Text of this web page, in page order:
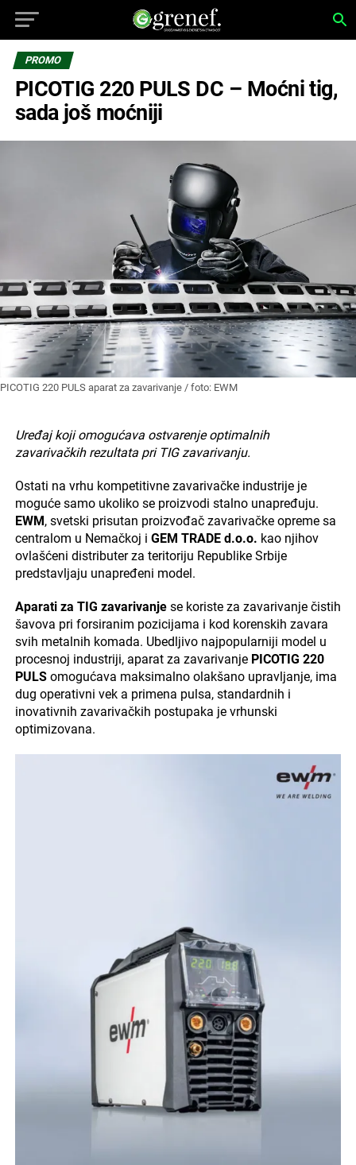
PROMO
PICOTIG 220 PULS DC – Moćni tig,
sada još moćniji
PICOTIG 220 PULS aparat za zavarivanje / foto: EWM
Uređaj koji omogućava ostvarenje optimalnih
zavarivačkih rezultata pri TIG zavarivanju.
Ostati na vrhu kompetitivne zavarivačke industrije je
moguće samo ukoliko se proizvodi stalno unapređuju.
EWM , svetski prisutan proizvođač zavarivačke opreme sa
centralom u Nemačkoj i GEM TRADE d.o.o. kao njihov
ovlašćeni distributer za teritoriju Republike Srbije
predstavljaju unapređeni model.
Aparati za TIG zavarivanjese koriste za zavarivanje čistih
šavova pri forsiranim pozicijama i kod korenskih zavara
svih metalnih komada. Ubedljivo najpopularniji model u
procesnoj industriji, aparat za zavarivanje PICOTIG 220
PULSomogućava maksimalno olakšano upravljanje, ima
dug operativni vek a primena pulsa, standardnih i
inovativnih zavarivačkih postupaka je vrhunski
optimizovana.